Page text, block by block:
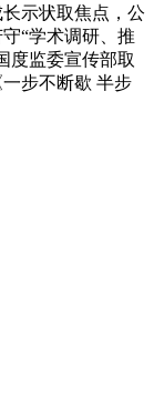
示状取焦点，公
“学术调研、推
度监委宣传部取
步不断歇 半步